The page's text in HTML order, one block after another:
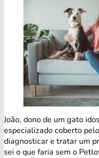
João, dono de um gato
especializado coberto
diagnosticar e tratar um
sei o que faria sem o